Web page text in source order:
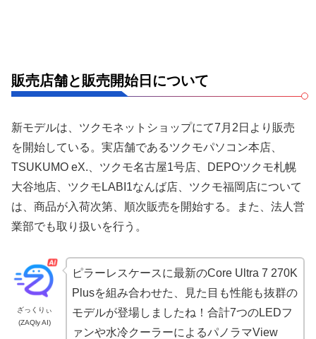
販売店舗と販売開始日について
新モデルは、ツクモネットショップにて7月2日より販売
を開始している。実店舗であるツクモパソコン本店、
TSUKUMO eX.、ツクモ名古屋1号店、DEPOツクモ札幌
大谷地店、ツクモLABI1なんば店、ツクモ福岡店について
は、商品が入荷次第、順次販売を開始する。また、法人営
業部でも取り扱いを行う。
ざっくりぃ
(ZAQly AI)
ピラーレスケースに最新のCore Ultra 7 270K
Plusを組み合わせた、見た目も性能も抜群の
モデルが登場しましたね！合計7つのLEDフ
ァンや水冷クーラーによるパノラマView